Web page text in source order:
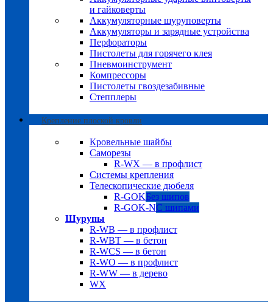
и гайковерты
Аккумуляторные шуруповерты
Аккумуляторы и зарядные устройства
Перфораторы
Пистолеты для горячего клея
Пневмоинструмент
Компрессоры
Пистолеты гвоздезабивные
Степплеры
Крепление плоской кровли
Кровельные шайбы
Саморезы
R-WX — в профлист
Системы крепления
Телескопические дюбеля
R-GOKБез шипов
R-GOK-NС шипами
Шурупы
R-WB — в профлист
R-WBT — в бетон
R-WCS — в бетон
R-WO — в профлист
R-WW — в дерево
WX